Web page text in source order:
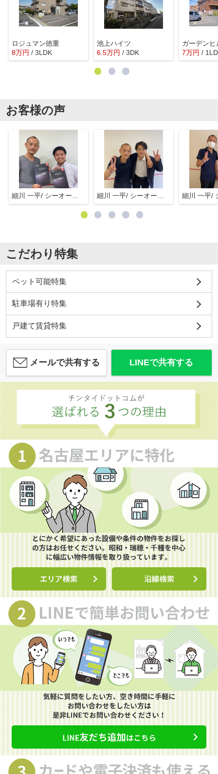
ロジュマン徳重
8万円 / 3LDK
池上ハイツ
6.5万円 / 3DK
ガーデン
7万円 /
お客様の声
こだわり特集
ペット可能特集
駐車場有り特集
戸建て賃貸特集
メールで共有する LINEで共有する